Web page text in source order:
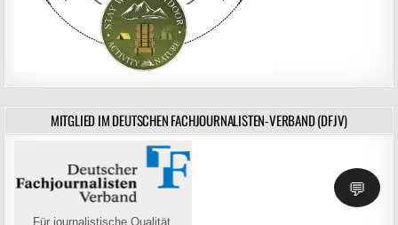
💬
MITGLIED IM DEUTSCHEN FACHJOURNALISTEN-VERBAND (DFJV)
Für journalistische Qualität,